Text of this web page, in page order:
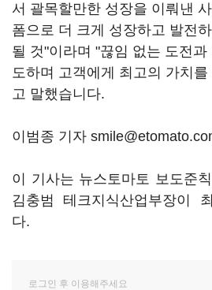
서 괄목할만한 성장을 이뤄낸
폼으로 더 크게 성장하고 발전
될 것"이라며 "끊임 없는 도전
도하며 고객에게 최고의 가치
고 말했습니다.
이범종 기자
이 기사는 뉴스토마토 보도준
김충범 테크지식산업부장이
다.